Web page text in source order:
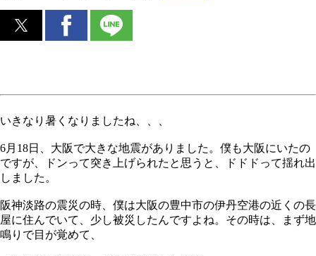
いきなり暑くなりましたね、、、
6月18日、大阪で大きな地震がありました。僕も大阪にいたの
ですが、ドンって突き上げられたと思うと、ドドドって揺れ出
しました。
阪神淡路の震災の時、僕は大阪の豊中市の伊丹空港の近くの長
屋に住んでいて、少し被災したんですよね。その時は、まず地
鳴りで目が覚めて、